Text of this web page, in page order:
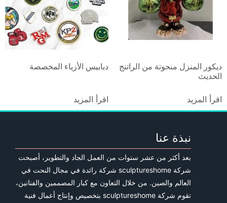
ديكور المنزل منحوتة من الراتنج
الحديث
اقرأ المزيد
دبابيس الأزياء المخصصة
اقرأ المزيد
نبذة عنا
بعد أكثر من عشر سنوات من العمل الجاد والتطوير، أصبحت
شركة sculptureshome شركة رائدة في مجال النحت في
العالم والصين. من خلال التعاون مع كبار المصممين والفنانين،
تقوم شركة sculptureshome بتخصيص وإنتاج أعمال فنية